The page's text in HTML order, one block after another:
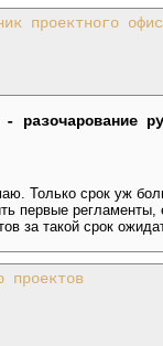
проектного
разочарование
Только срок уж
первые
за такой срок
проектов